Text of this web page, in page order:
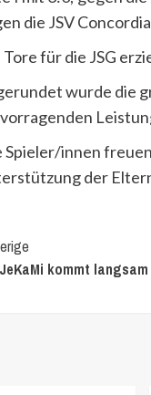
die JSV
Tore für die JSG
wurde die
Spieler/innen
der
kommt